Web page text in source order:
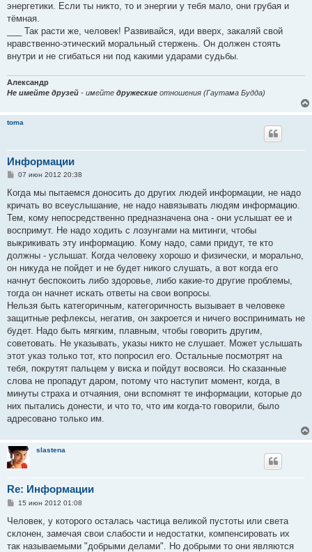
энергетики. Если ты никто, то и энергии у тебя мало, они грубая и
тёмная.
___ Так расти же, человек! Развивайся, иди вверх, закаляй свой
нравственно-этический моральный стержень. Он должен стоять
внутри и не сгибаться ни под какими ударами судьбы.
Александр
Не имейте друзей - имейте дружеские отношения (Гаутама Будда)
toma
Информации
С
о
щ
е
и
е
07 июн 2012 20:38
Когда мы пытаемся доносить до других людей информации, не надо
кричать во всеуслышание, не надо навязывать людям информацию.
Тем, кому непосредственно предназначена она - они услышат ее и
воспримут. Не надо ходить с лозунгами на митинги, чтобы
выкрикивать эту информацию. Кому надо, сами придут, те кто
должны - услышат. Когда человеку хорошо и физически, и морально,
он никуда не пойдет и не будет никого слушать, а вот когда его
начнут беспокоить либо здоровье, либо какие-то другие проблемы,
тогда он начнет искать ответы на свои вопросы.
Нельзя быть категоричным, категоричность вызывает в человеке
защитные рефлексы, негатив, он закроется и ничего воспринимать не
будет. Надо быть мягким, плавным, чтобы говорить другим,
советовать. Не указывать, указы никто не слушает. Может услышать
этот указ только тот, кто попросил его. Остальные посмотрят на
тебя, покрутят пальцем у виска и пойдут восвояси. Но сказанные
слова не пропадут даром, потому что наступит момент, когда, в
минуты страха и отчаяния, они вспомнят те информации, которые до
них пытались донести, и что то, что им когда-то говорили, было
адресовано только им.
slastena
Re: Информации
С
о
щ
е
15 июн 2012 01:08
Человек, у которого осталась частица великой пустоты или света
склонен, замечая свои слабости и недостатки, компенсировать их
так называемыми "добрыми делами". Но добрыми то они являются